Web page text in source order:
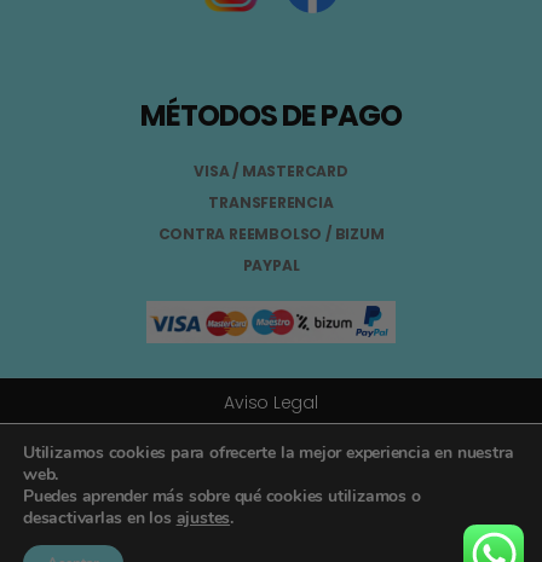
MÉTODOS DE PAGO
VISA / MASTERCARD
TRANSFERENCIA
CONTRA REEMBOLSO / BIZUM
PAYPAL
Aviso Legal
Términos y Condiciones
Política de Privacidad
Registro General Sanitario Nº 26.024094/GR
Utilizamos cookies para ofrecerte la mejor experiencia en nuestra
web.
Puedes aprender más sobre qué cookies utilizamos o
desactivarlas en los ajustes.